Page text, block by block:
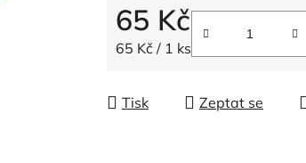
hvězdiček.
65 Kč
Měrná cena:
65 Kč / 1 ks
Tisk Zeptat se